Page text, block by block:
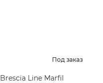
Под заказ
Brescia Line Marfil